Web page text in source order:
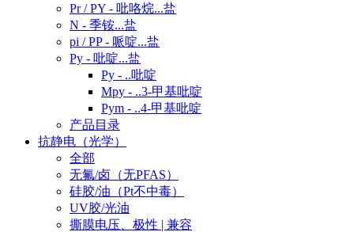
Pr / PY - 吡咯烷...盐
N - 季铵...盐
pi / PP - 哌啶...盐
Py - 吡啶...盐
Py - ..吡啶
Mpy - ..3-甲基吡啶
Pym - ..4-甲基吡啶
产品目录
抗静电（光学）
全部
无氟/卤（无PFAS）
硅胶/油（Pt不中毒）
UV胶/光油
撕膜电压、极性 | 兼容